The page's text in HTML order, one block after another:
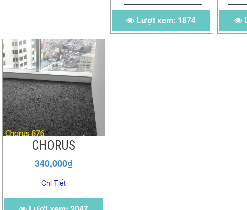
Lượt xem: 1874
CHORUS
340,000₫
Chi Tiết